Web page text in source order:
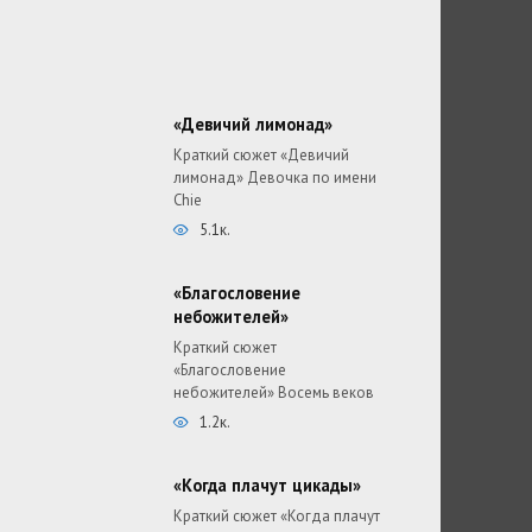
«Девичий лимонад»
Краткий сюжет «Девичий
лимонад» Девочка по имени
Chie
5.1к.
«Благословение
небожителей»
Краткий сюжет
«Благословение
небожителей» Восемь веков
1.2к.
«Когда плачут цикады»
Краткий сюжет «Когда плачут